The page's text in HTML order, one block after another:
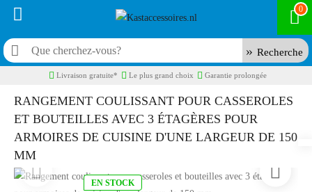
0
Recherche
Livraison gratuite* Le plus grand choix Garantie prolongée
RANGEMENT COULISSANT POUR CASSEROLES
ET BOUTEILLES AVEC 3 ÉTAGÈRES POUR
ARMOIRES DE CUISINE D'UNE LARGEUR DE 150
MM
EN STOCK